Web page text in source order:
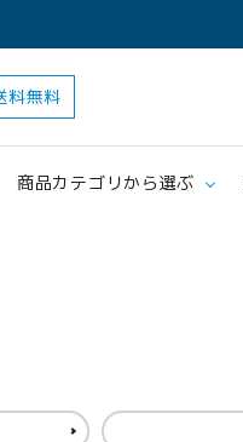
料無料
商品カテゴリから選ぶ